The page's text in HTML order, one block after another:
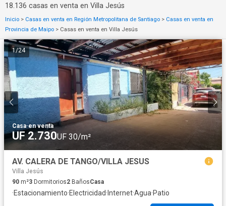
18.136 casas en venta en Villa Jesús
Inicio > Casas en venta en Región Metropolitana de Santiago > Casas en venta en
Provincia de Maipo > Casas en venta en Villa Jesús
1 /24
Casa·en venta
UF 2.730UF 30/m²
AV. CALERA DE TANGO/VILLA JESUS
Villa Jesús
90 m²3 Dormitorios2 BañosCasa
·Estacionamiento·Electricidad· Internet·Agua·Patio